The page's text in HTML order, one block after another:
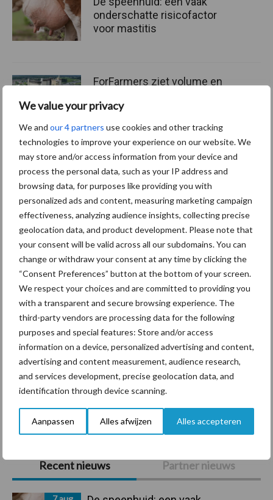
We value your privacy
We and our 4 partners use cookies and other tracking
technologies to improve your experience on our website. We
may store and/or access information from your device and
process the personal data, such as your IP address and
browsing data, for purposes like providing you with
personalized ads and content, measuring marketing campaign
effectiveness, analyzing audience insights, collecting precise
geolocation data, and product development. Please note that
your consent will be valid across all our subdomains. You can
change or withdraw your consent at any time by clicking the
“Consent Preferences” button at the bottom of your screen.
We respect your choices and are committed to providing you
with a transparent and secure browsing experience. The
third-party vendors are processing data for the following
purposes and special features: Store and/or access
information on a device, personalized advertising and content,
advertising and content measurement, audience research,
and services development, precise geolocation data, and
identification through device scanning.
Aanpassen Alles afwijzen Alles accepteren
Primaire
Sidebar
Recent nieuws Partner nieuws
onderschatte risicofactor
voor mastitis
ForFarmers ziet volume en
krimpende Nederlandse
Tien praktische tips voor
een langere levensduur
Diergezondheid Bemesting Fokkerij
Mastitis Hittestress
Toon meer